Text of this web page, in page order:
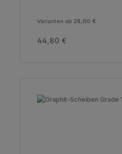
Varianten ab 28,00 €
Regulärer Preis:
44,80 €